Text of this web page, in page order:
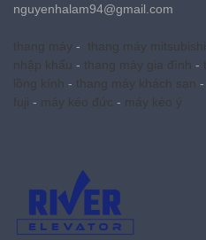
nguyenhalam94@gmail.com
thang máy - thang máy mitsubishi
nhập khẩu - thang máy gia đình -
lồng kính - thang máy khách sạn -
fuji - máy kéo đức - máy kéo ý